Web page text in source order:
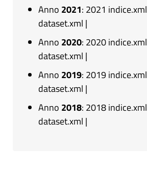
Anno 2021: 2021 indice.xml
dataset.xml |
Anno 2020: 2020 indice.xml
dataset.xml |
Anno 2019: 2019 indice.xml
dataset.xml |
Anno 2018: 2018 indice.xml
dataset.xml |